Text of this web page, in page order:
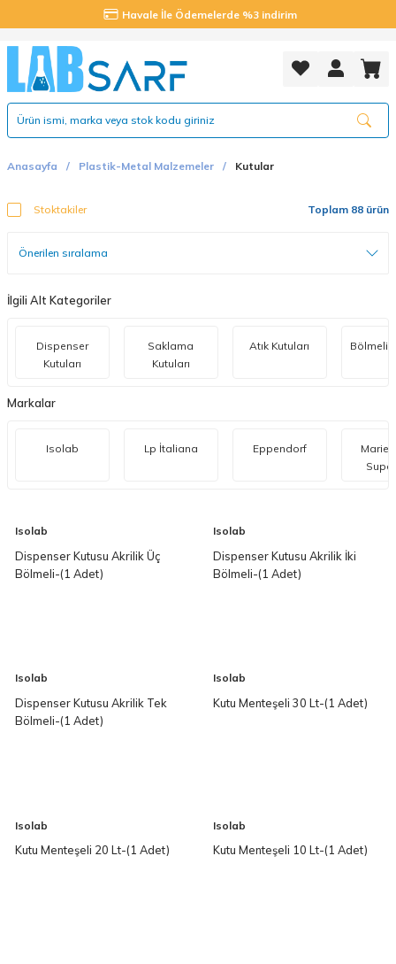
Havale İle Ödemelerde %3 indirim
Anasayfa Plastik-Metal Malzemeler Kutular
Stoktakiler Toplam 88 ürün
İlgili Alt Kategoriler
Dispenser
Kutuları
Saklama
Kutuları
Atık Kutuları Bölmeli
Markalar
Isolab Lp İtaliana Eppendorf
Isolab
Dispenser Kutusu Akrilik Üç
Bölmeli-(1 Adet)
Isolab
Dispenser Kutusu Akrilik İki
Bölmeli-(1 Adet)
Isolab
Dispenser Kutusu Akrilik Tek
Bölmeli-(1 Adet)
Isolab
Kutu Menteşeli 30 Lt-(1 Adet)
Isolab
Kutu Menteşeli 20 Lt-(1 Adet)
Isolab
Kutu Menteşeli 10 Lt-(1 Adet)